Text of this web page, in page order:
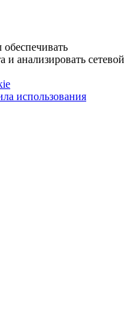
и анализировать сетевой
использования